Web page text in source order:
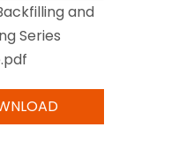
and
Series